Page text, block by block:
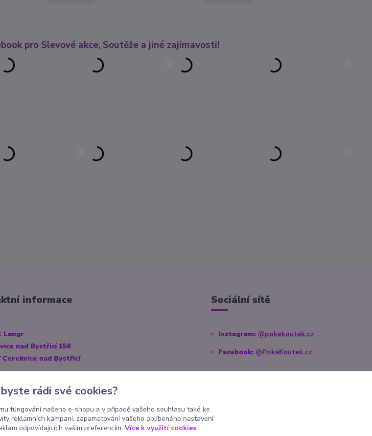
pro Slevové akce, Soutěže a jiné zajímavosti!
informace
Langr
nad Bystřicí 156
Cerekvice nad Bystřicí
3571660014/3030
Sociální sítě
Instagram: @pokekoutek.cz
Facebook: @PokeKoutek.cz
byste rádi své cookies?
fungování našeho e-shopu a v případě vašeho souhlasu také ke
reklamních kampaní, zapamatování vašeho oblíbeného nastavení
odpovídajících vašim preferencím. Více k využití cookies